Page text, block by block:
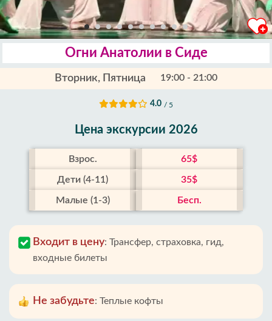
Огни Анатолии в Сиде
Вторник, Пятница 19:00 - 21:00
4.0 / 5
Цена экскурсии 2026
Взрос. 65$
Дети (4-11) 35$
Малые (1-3) Бесп.
Входит в цену: Трансфер, страховка, гид,
входные билеты
Не забудьте: Теплые кофты